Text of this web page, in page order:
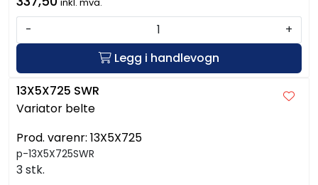
-
+
Legg i handlevogn
13X5X725 SWR
Variator belte
Prod. varenr: 13X5X725
p-13X5X725SWR
3 stk.